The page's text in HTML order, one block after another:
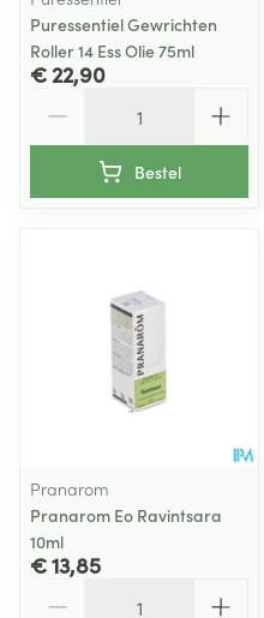
Puressentiel Gewrichten
Roller 14 Ess Olie 75ml
€ 22,90
Bestel
Pranarom
Pranarom Eo Ravintsara
10ml
€ 13,85